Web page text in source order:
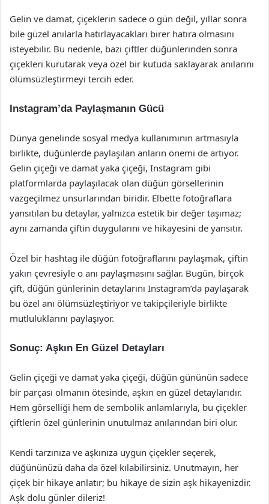
Gelin ve damat, çiçeklerin sadece o gün değil, yıllar sonra
bile güzel anılarla hatırlayacakları birer hatıra olmasını
isteyebilir. Bu nedenle, bazı çiftler düğünlerinden sonra
çiçekleri kurutarak veya özel bir kutuda saklayarak anılarını
ölümsüzleştirmeyi tercih eder.
Instagram’da Paylaşmanın Gücü
Dünya genelinde sosyal medya kullanımının artmasıyla
birlikte, düğünlerde paylaşılan anların önemi de artıyor.
Gelin çiçeği ve damat yaka çiçeği, Instagram gibi
platformlarda paylaşılacak olan düğün görsellerinin
vazgeçilmez unsurlarından biridir. Elbette fotoğraflara
yansıtılan bu detaylar, yalnızca estetik bir değer taşımaz;
aynı zamanda çiftin duygularını ve hikayesini de yansıtır.
Özel bir hashtag ile düğün fotoğraflarını paylaşmak, çiftin
yakın çevresiyle o anı paylaşmasını sağlar. Bugün, birçok
çift, düğün günlerinin detaylarını Instagram’da paylaşarak
bu özel anı ölümsüzleştiriyor ve takipçileriyle birlikte
mutluluklarını paylaşıyor.
Sonuç: Aşkın En Güzel Detayları
Gelin çiçeği ve damat yaka çiçeği, düğün gününün sadece
bir parçası olmanın ötesinde, aşkın en güzel detaylarıdır.
Hem görselliği hem de sembolik anlamlarıyla, bu çiçekler
çiftlerin özel günlerinin unutulmaz anılarından biri olur.
Kendi tarzınıza ve aşkınıza uygun çiçekler seçerek,
düğününüzü daha da özel kılabilirsiniz. Unutmayın, her
çiçek bir hikaye anlatır; bu hikaye de sizin aşk hikayenizdir.
Aşk dolu günler dileriz!